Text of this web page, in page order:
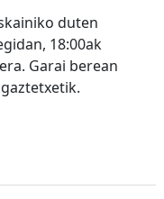
duten
18:00ak
Garai berean